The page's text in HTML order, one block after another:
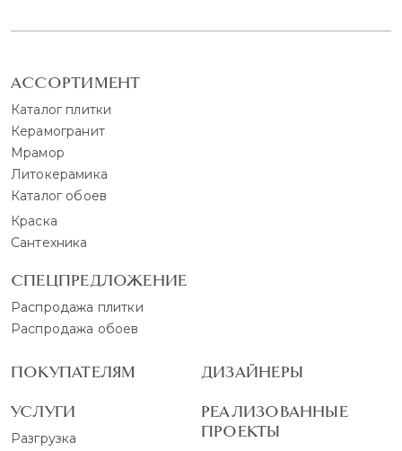
АССОРТИМЕНТ
Каталог плитки
Керамогранит
Мрамор
Литокерамика
Каталог обоев
Краска
Сантехника
СПЕЦПРЕДЛОЖЕНИЕ
Распродажа плитки
Распродажа обоев
ПОКУПАТЕЛЯМ
УСЛУГИ
Разгрузка
ДИЗАЙНЕРЫ
РЕАЛИЗОВАННЫЕ
ПРОЕКТЫ